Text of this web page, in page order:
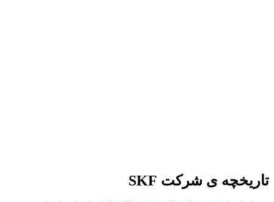
تاریخچه ی شرکت SKF